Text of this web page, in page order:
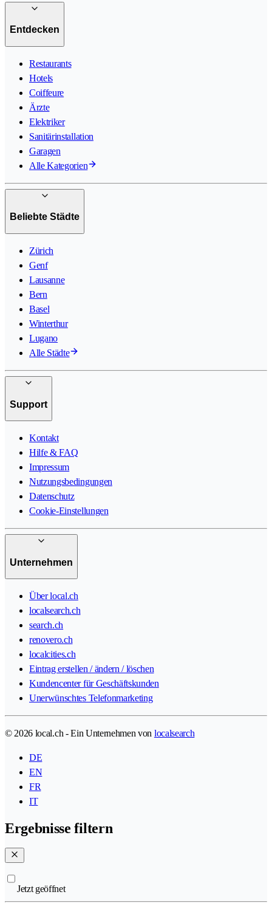
Entdecken
Restaurants
Hotels
Coiffeure
Ärzte
Elektriker
Sanitärinstallation
Garagen
Alle Kategorien
Beliebte Städte
Zürich
Genf
Lausanne
Bern
Basel
Winterthur
Lugano
Alle Städte
Support
Kontakt
Hilfe & FAQ
Impressum
Nutzungsbedingungen
Datenschutz
Cookie-Einstellungen
Unternehmen
Über local.ch
localsearch.ch
search.ch
renovero.ch
localcities.ch
Eintrag erstellen / ändern / löschen
Kundencenter für Geschäftskunden
Unerwünschtes Telefonmarketing
© 2026 local.ch - Ein Unternehmen von localsearch
DE
EN
FR
IT
Ergebnisse filtern
Jetzt geöffnet